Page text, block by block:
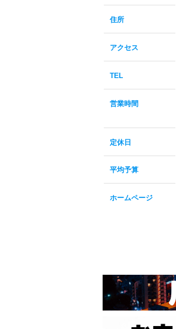
住所
アクセス
TEL
営業時間
定休日
平均予算
ホームページ